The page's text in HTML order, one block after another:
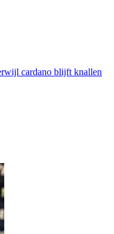
cardano blijft knallen